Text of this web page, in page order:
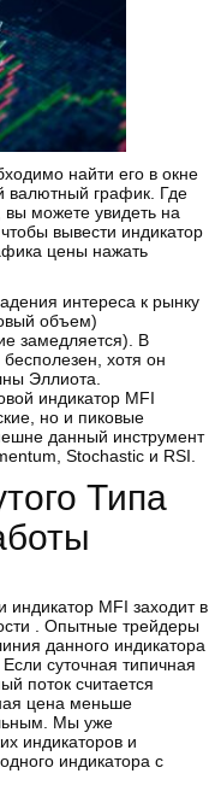
найти его в окне
валютный график. Где
можете увидеть на
вывести индикатор
цены нажать
интереса к рынку
объем)
замедляется). В
хотя он
Эллиота.
индикатор MFI
но и пиковые
данный инструмент
Stochastic и RSI.
Типа
MFI заходит в
. Опытные трейдеры
данного индикатора
суточная типичная
поток считается
цена меньше
Мы уже
индикаторов и
индикатора с